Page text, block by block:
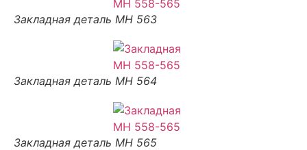
Закладная деталь МН 563
Закладная деталь МН 564
Закладная деталь МН 565